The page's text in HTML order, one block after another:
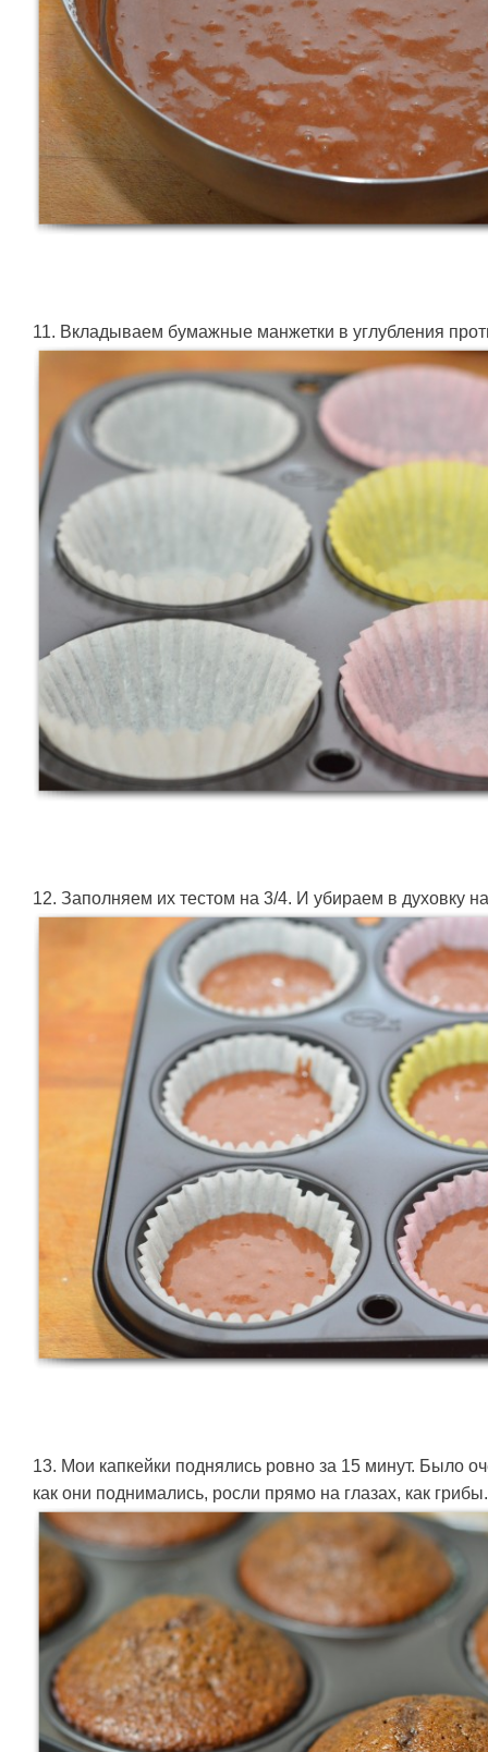
11. Вкладываем бумажные манжетки в углубления
12. Заполняем их тестом на 3/4. И убираем в духовку
13. Мои капкейки поднялись ровно за 15 минут. Было
как они поднимались, росли прямо на глазах, как